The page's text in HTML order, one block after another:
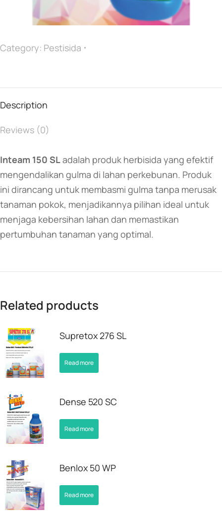
Category: Pestisida
Description
Reviews (0)
Inteam 150 SLadalah produk herbisida yang efektif
mengendalikan gulma di lahan perkebunan. Produk
ini dirancang untuk membasmi gulma tanpa merusak
tanaman pokok, menjadikannya pilihan ideal untuk
menjaga kebersihan lahan dan memastikan
pertumbuhan tanaman yang optimal.
Related products
Supretox 276 SL
Read more
Dense 520 SC
Read more
Benlox 50 WP
Read more